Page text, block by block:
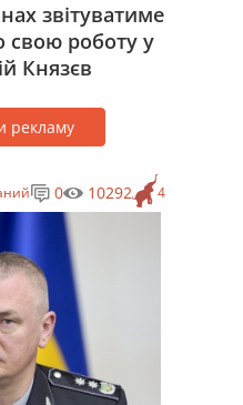
звітуватиме
свою роботу у
Князєв
рекламу
4
0 10292